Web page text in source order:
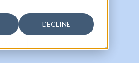
DECLINE